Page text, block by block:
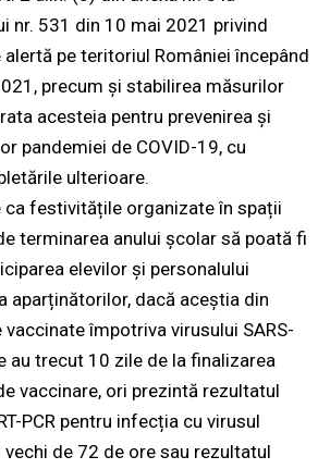
nr. 531 din 10 mai 2021 privind
pe teritoriul României începând
precum și stabilirea măsurilor
acesteia pentru prevenirea și
pandemiei de COVID-19, cu
ulterioare.
ca festivitățile organizate în spații
terminarea anului școlar să poată fi
elevilor și personalului
aparținătorilor, dacă aceștia din
împotriva virusului SARS-
au trecut 10 zile de la finalizarea
vaccinare, ori prezintă rezultatul
PCR pentru infecția cu virusul
vechi de 72 de ore sau rezultatul